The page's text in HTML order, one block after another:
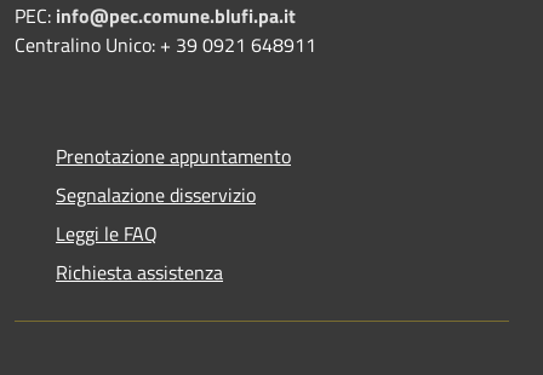
PEC: info@pec.comune.blufi.pa.it
Centralino Unico: + 39 0921 648911
Prenotazione appuntamento
Segnalazione disservizio
Leggi le FAQ
Richiesta assistenza